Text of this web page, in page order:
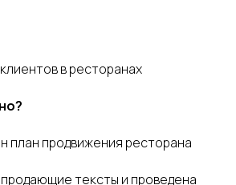
в ресторанах
план продвижения ресторана
тексты и проведена